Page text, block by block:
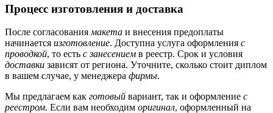
Процесс изготовления и доставка
После согласования макета и внесения предоплаты
начинается изготовление. Доступна услуга оформления с
проводкой, то есть с занесением в реестр. Срок и условия
доставки зависят от региона. Уточните, сколько стоит диплом
в вашем случае, у менеджера фирмы.
Мы предлагаем как готовый вариант, так и оформление с
реестром. Если вам необходим оригинал, оформленный на